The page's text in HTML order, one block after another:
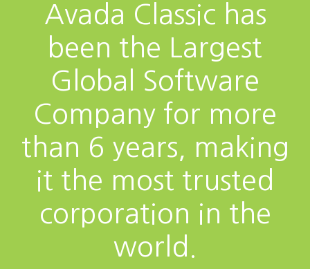
Avada Classic has
been the Largest
Global Software
Company for more
than 6 years, making
it the most trusted
corporation in the
world.